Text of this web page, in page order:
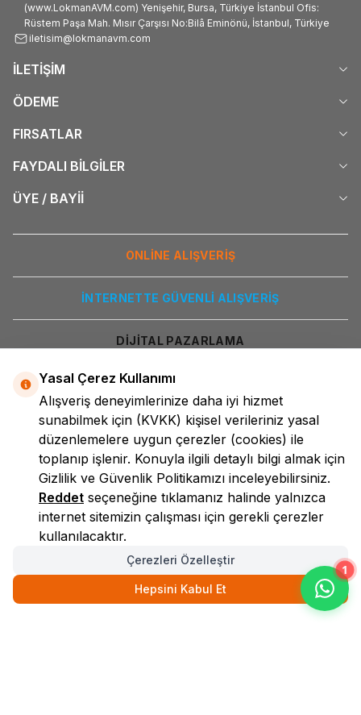
1
(www.LokmanAVM.com) Yenişehir, Bursa, Türkiye İstanbul Ofis:
Rüstem Paşa Mah. Mısır Çarşısı No:Bilâ Eminönü, İstanbul, Türkiye
iletisim@lokmanavm.com
İLETİŞİM
ÖDEME
FIRSATLAR
FAYDALI BİLGİLER
ÜYE / BAYİİ
ONLİNE ALIŞVERİŞ
İNTERNETTE GÜVENLİ ALIŞVERİŞ
DİJİTAL PAZARLAMA
LokmanAVM
Yasal Çerez Kullanımı
Alışveriş deneyimlerinize daha iyi hizmet
sunabilmek için (KVKK) kişisel verileriniz yasal
düzenlemelere uygun çerezler (cookies) ile
toplanıp işlenir. Konuyla ilgili detaylı bilgi almak için
Gizlilik ve Güvenlik Politikamızı inceleyebilirsiniz.
Reddet seçeneğine tıklamanız halinde yalnızca
internet sitemizin çalışması için gerekli çerezler
kullanılacaktır.
Çerezleri Özelleştir
Hepsini Kabul Et